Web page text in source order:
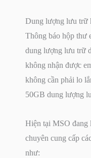
Dung lượng lưu trữ
Thông báo hộp thư
dung lượng lưu trữ
không nhận được
không cần phải lo
50GB dung lượng
Hiện tại MSO đang
chuyên cung cấp
như: